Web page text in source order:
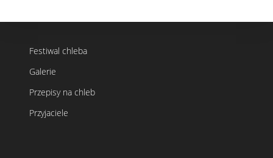
Festiwal chleba
Galerie
Przepisy na chleb
Przyjaciele